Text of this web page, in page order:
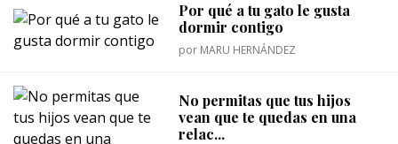
Por qué a tu gato le gusta
dormir contigo
por MARU HERNÁNDEZ
No permitas que tus hijos
vean que te quedas en una
relac...